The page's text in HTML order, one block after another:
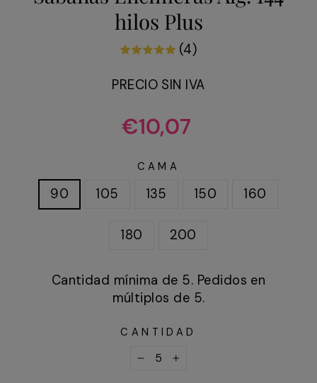
hilos Plus
(4)
PRECIO SIN IVA
Precio
habitual
€10,07
CAMA
90 105 135 150 160
180 200
Cantidad mínima de 5. Pedidos en
múltiplos de 5.
CANTIDAD